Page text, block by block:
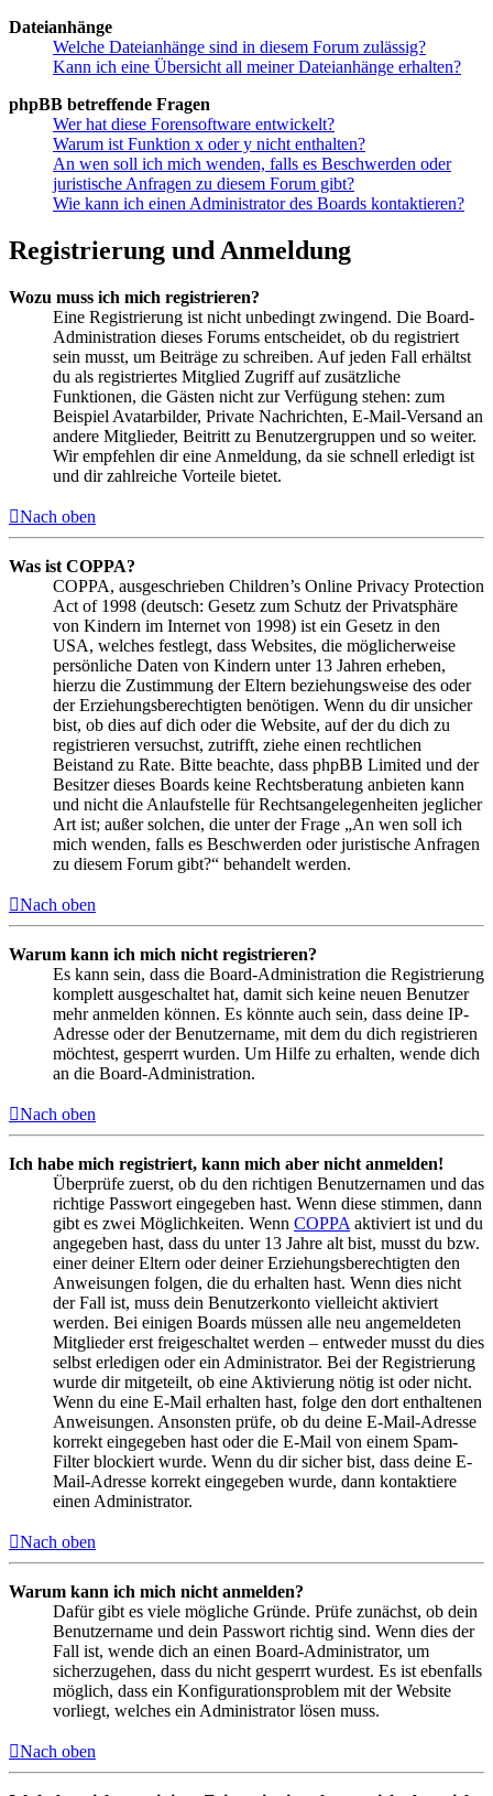
Dateianhänge
Welche Dateianhänge sind in diesem Forum zulässig?
Kann ich eine Übersicht all meiner Dateianhänge erhalten?
phpBB betreffende Fragen
Wer hat diese Forensoftware entwickelt?
Warum ist Funktion x oder y nicht enthalten?
An wen soll ich mich wenden, falls es Beschwerden oder
juristische Anfragen zu diesem Forum gibt?
Wie kann ich einen Administrator des Boards kontaktieren?
Registrierung und Anmeldung
Wozu muss ich mich registrieren?
Eine Registrierung ist nicht unbedingt zwingend. Die Board-
Administration dieses Forums entscheidet, ob du registriert
sein musst, um Beiträge zu schreiben. Auf jeden Fall erhältst
du als registriertes Mitglied Zugriff auf zusätzliche
Funktionen, die Gästen nicht zur Verfügung stehen: zum
Beispiel Avatarbilder, Private Nachrichten, E-Mail-Versand an
andere Mitglieder, Beitritt zu Benutzergruppen und so weiter.
Wir empfehlen dir eine Anmeldung, da sie schnell erledigt ist
und dir zahlreiche Vorteile bietet.
Nach oben
Was ist COPPA?
COPPA, ausgeschrieben Children’s Online Privacy Protection
Act of 1998 (deutsch: Gesetz zum Schutz der Privatsphäre
von Kindern im Internet von 1998) ist ein Gesetz in den
USA, welches festlegt, dass Websites, die möglicherweise
persönliche Daten von Kindern unter 13 Jahren erheben,
hierzu die Zustimmung der Eltern beziehungsweise des oder
der Erziehungsberechtigten benötigen. Wenn du dir unsicher
bist, ob dies auf dich oder die Website, auf der du dich zu
registrieren versuchst, zutrifft, ziehe einen rechtlichen
Beistand zu Rate. Bitte beachte, dass phpBB Limited und der
Besitzer dieses Boards keine Rechtsberatung anbieten kann
und nicht die Anlaufstelle für Rechtsangelegenheiten jeglicher
Art ist; außer solchen, die unter der Frage „An wen soll ich
mich wenden, falls es Beschwerden oder juristische Anfragen
zu diesem Forum gibt?“ behandelt werden.
Nach oben
Warum kann ich mich nicht registrieren?
Es kann sein, dass die Board-Administration die Registrierung
komplett ausgeschaltet hat, damit sich keine neuen Benutzer
mehr anmelden können. Es könnte auch sein, dass deine IP-
Adresse oder der Benutzername, mit dem du dich registrieren
möchtest, gesperrt wurden. Um Hilfe zu erhalten, wende dich
an die Board-Administration.
Nach oben
Ich habe mich registriert, kann mich aber nicht anmelden!
Überprüfe zuerst, ob du den richtigen Benutzernamen und das
richtige Passwort eingegeben hast. Wenn diese stimmen, dann
gibt es zwei Möglichkeiten. Wenn COPPA aktiviert ist und du
angegeben hast, dass du unter 13 Jahre alt bist, musst du bzw.
einer deiner Eltern oder deiner Erziehungsberechtigten den
Anweisungen folgen, die du erhalten hast. Wenn dies nicht
der Fall ist, muss dein Benutzerkonto vielleicht aktiviert
werden. Bei einigen Boards müssen alle neu angemeldeten
Mitglieder erst freigeschaltet werden – entweder musst du dies
selbst erledigen oder ein Administrator. Bei der Registrierung
wurde dir mitgeteilt, ob eine Aktivierung nötig ist oder nicht.
Wenn du eine E-Mail erhalten hast, folge den dort enthaltenen
Anweisungen. Ansonsten prüfe, ob du deine E-Mail-Adresse
korrekt eingegeben hast oder die E-Mail von einem Spam-
Filter blockiert wurde. Wenn du dir sicher bist, dass deine E-
Mail-Adresse korrekt eingegeben wurde, dann kontaktiere
einen Administrator.
Nach oben
Warum kann ich mich nicht anmelden?
Dafür gibt es viele mögliche Gründe. Prüfe zunächst, ob dein
Benutzername und dein Passwort richtig sind. Wenn dies der
Fall ist, wende dich an einen Board-Administrator, um
sicherzugehen, dass du nicht gesperrt wurdest. Es ist ebenfalls
möglich, dass ein Konfigurationsproblem mit der Website
vorliegt, welches ein Administrator lösen muss.
Nach oben